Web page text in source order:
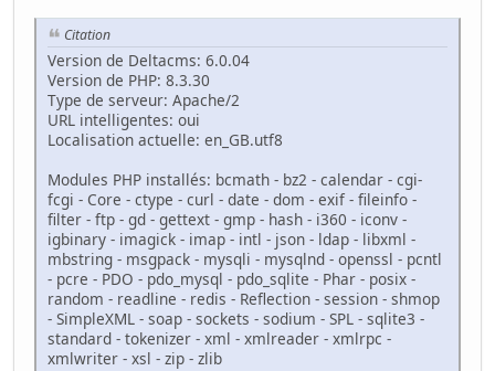
Citation
Version de Deltacms: 6.0.04
Version de PHP: 8.3.30
Type de serveur: Apache/2
URL intelligentes: oui
Localisation actuelle: en_GB.utf8
Modules PHP installés: bcmath - bz2 - calendar - cgi-
fcgi - Core - ctype - curl - date - dom - exif - fileinfo -
filter - ftp - gd - gettext - gmp - hash - i360 - iconv -
igbinary - imagick - imap - intl - json - ldap - libxml -
mbstring - msgpack - mysqli - mysqlnd - openssl - pcntl
- pcre - PDO - pdo_mysql - pdo_sqlite - Phar - posix -
random - readline - redis - Reflection - session - shmop
- SimpleXML - soap - sockets - sodium - SPL - sqlite3 -
standard - tokenizer - xml - xmlreader - xmlrpc -
xmlwriter - xsl - zip - zlib